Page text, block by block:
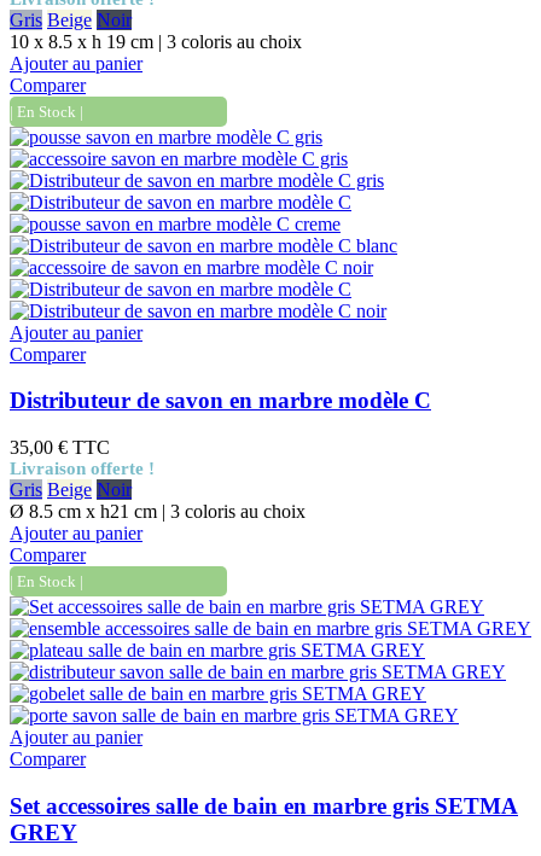
Gris Beige Noir
10 x 8.5 x h 19 cm | 3 coloris au choix
Ajouter au panier
Comparer
| En Stock |
Ajouter au panier
Comparer
Distributeur de savon en marbre modèle C
35,00 € TTC
Livraison offerte !
Gris Beige Noir
Ø 8.5 cm x h21 cm | 3 coloris au choix
Ajouter au panier
Comparer
| En Stock |
Ajouter au panier
Comparer
Set accessoires salle de bain en marbre gris SETMA
GREY